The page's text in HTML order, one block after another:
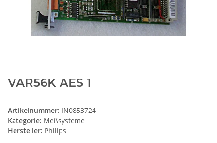
VAR56K AES 1
Artikelnummer: IN0853724
Kategorie: Meßsysteme
Hersteller: Philips